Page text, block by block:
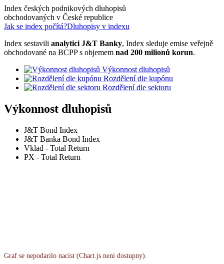
Index českých podnikových dluhopisů
obchodovaných v České republice
Jak se index počítá?Dluhopisy v indexu
Index sestavili analytici J&T Banky, Index sleduje emise veřejně
obchodované na BCPP s objemem nad 200 milionů korun.
Výkonnost dluhopisů
Rozdělení dle kupónu
Rozdělení dle sektoru
Výkonnost dluhopisů
J&T Bond Index
J&T Banka Bond Index
Vklad - Total Return
PX - Total Return
Graf se nepodarilo nacist (Chart.js neni dostupny).